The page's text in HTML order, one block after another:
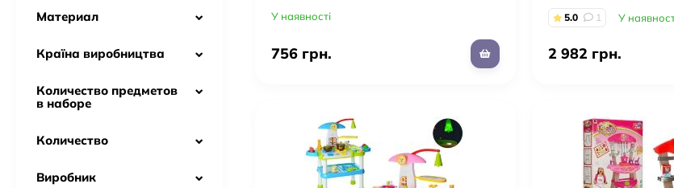
У наявності
756 грн.
5.0 1 У
2 982 грн.
Материал
Країна виробництва
Количество предметов
в наборе
Количество
Виробник